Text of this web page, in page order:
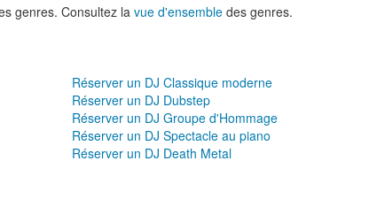
genres. Consultez la vue d'ensemble des genres.
Réserver un DJ Classique moderne
Réserver un DJ Dubstep
Réserver un DJ Groupe d'Hommage
Réserver un DJ Spectacle au piano
Réserver un DJ Death Metal